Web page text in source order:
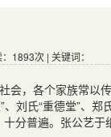
1893次 | 关键词：
会，各个家族常以
、刘氏“重德堂”、
分普遍。张公艺于